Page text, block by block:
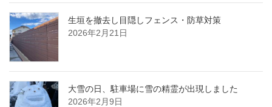
生垣を撤去し目隠しフェンス・防草対策
2026年2月21日
大雪の日、駐車場に雪の精霊が出現しました
2026年2月9日